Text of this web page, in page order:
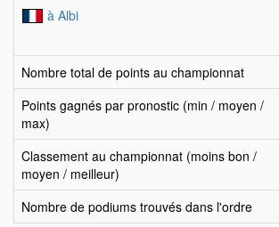
à Albi
Nombre total de points au championnat
Points gagnés par pronostic (min / moyen /
max)
Classement au championnat (moins bon /
moyen / meilleur)
Nombre de podiums trouvés dans l'ordre